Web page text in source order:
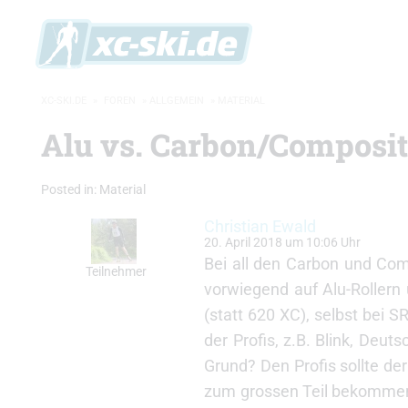
Alu vs. Carbon/
Posted in: Material
Teilnehmer
Christian Ewald
20. April 2018 um 10:06 Uhr
Bei all den Carbon und
vorwiegend auf Alu-
(statt 620 XC), selbst bei
der Profis, z.B. Blink,
Grund? Den Profis sollte
zum grossen Teil